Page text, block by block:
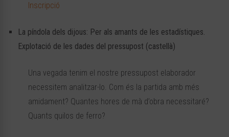
Inscripció
La píndola dels dijous: Per als amants de les estadístiques.
Explotació de les dades del pressupost (castellà)
Una vegada tenim el nostre pressupost elaborador
necessitem analitzar-lo. Com és la partida amb més
amidament? Quantes hores de mà d’obra necessitaré?
Quants quilos de ferro?